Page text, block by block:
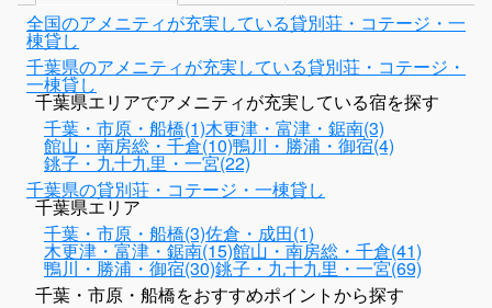
全国のアメニティが充実している貸別荘・コテージ・一
棟貸し
千葉県のアメニティが充実している貸別荘・コテージ・
一棟貸し
千葉県エリアでアメニティが充実している宿を探す
千葉・市原・船橋(1)木更津・富津・鋸南(3)
館山・南房総・千倉(10)鴨川・勝浦・御宿(4)
銚子・九十九里・一宮(22)
千葉県の貸別荘・コテージ・一棟貸し
千葉県エリア
千葉・市原・船橋(3)佐倉・成田(1)
木更津・富津・鋸南(15)館山・南房総・千倉(41)
鴨川・勝浦・御宿(30)銚子・九十九里・一宮(69)
千葉・市原・船橋をおすすめポイントから探す